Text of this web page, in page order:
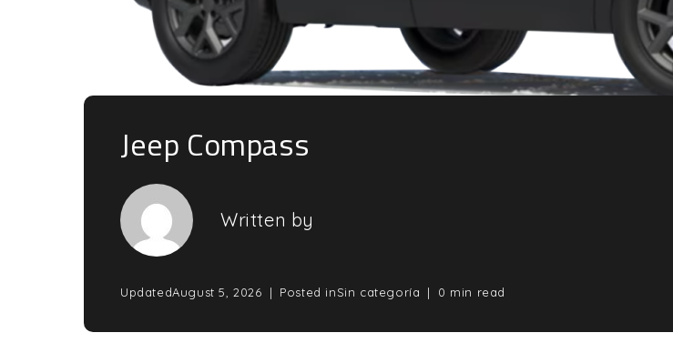
Jeep Compass
Written by
UpdatedAugust 5, 2026 Posted inSin categoría 0 min read